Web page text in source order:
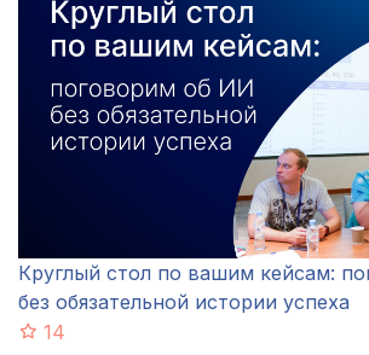
Круглый стол по вашим кейсам:
без обязательной истории успеха
14